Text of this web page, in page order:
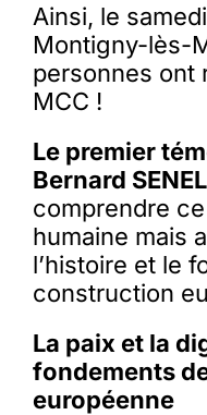
Ainsi, le
Montigny-lès-
personnes ont
MCC !
Le premier
Bernard
comprendre
humaine mais
l’histoire et le
construction
La paix et la
fondements
européenne